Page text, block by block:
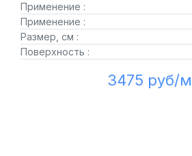
Применение :
Применение :
Размер, см :
Поверхность :
3475 руб/м